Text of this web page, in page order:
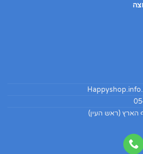
הארץ (ראש העין)